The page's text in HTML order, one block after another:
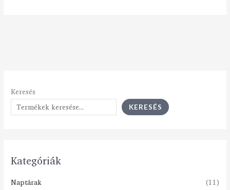
Keresés
KERESÉS
Kategóriák
Naptárak
(11)